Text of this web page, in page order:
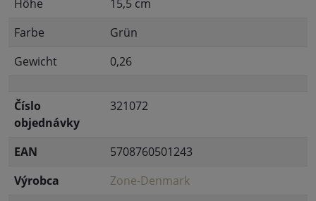
Höhe
15,5 cm
Farbe
Grün
Gewicht
0,26
Číslo
objednávky
321072
EAN
5708760501243
Výrobca
Zone-Denmark